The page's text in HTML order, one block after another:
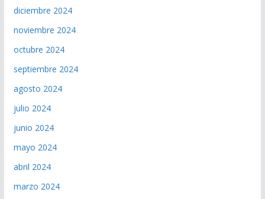
diciembre 2024
noviembre 2024
octubre 2024
septiembre 2024
agosto 2024
julio 2024
junio 2024
mayo 2024
abril 2024
marzo 2024